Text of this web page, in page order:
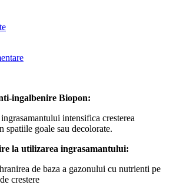
ingalbenire Biopon:
intensifica cresterea
spatiile goale sau decolorate.
la utilizarea ingrasamantului:
de baza a gazonului cu nutrienti pe
crestere